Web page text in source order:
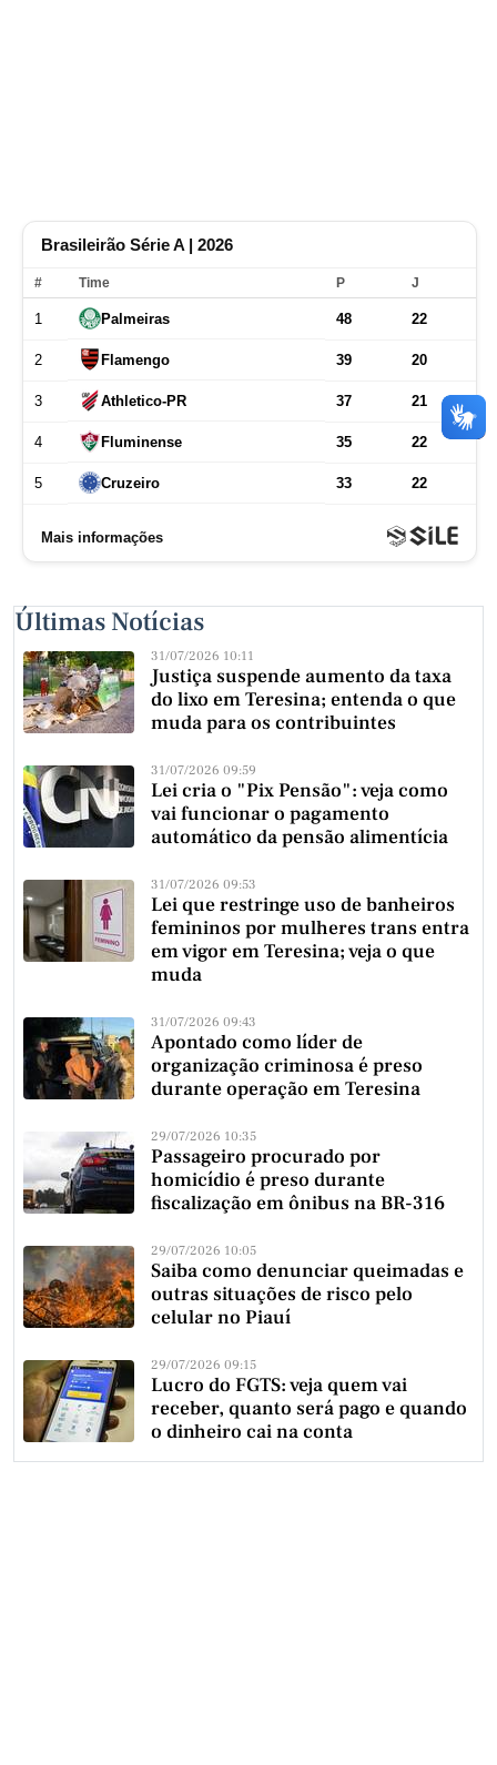
Últimas Notícias
31/07/2026 10:11
Justiça suspende aumento da taxa
do lixo em Teresina; entenda o que
muda para os contribuintes
31/07/2026 09:59
Lei cria o "Pix Pensão": veja como
vai funcionar o pagamento
automático da pensão alimentícia
31/07/2026 09:53
Lei que restringe uso de banheiros
femininos por mulheres trans entra
em vigor em Teresina; veja o que
muda
31/07/2026 09:43
Apontado como líder de
organização criminosa é preso
durante operação em Teresina
29/07/2026 10:35
Passageiro procurado por
homicídio é preso durante
fiscalização em ônibus na BR-316
29/07/2026 10:05
Saiba como denunciar queimadas e
outras situações de risco pelo
celular no Piauí
29/07/2026 09:15
Lucro do FGTS: veja quem vai
receber, quanto será pago e quando
o dinheiro cai na conta